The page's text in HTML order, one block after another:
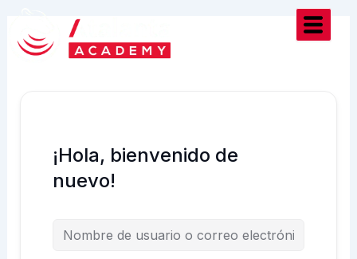
contenido
¡Hola, bienvenido de
nuevo!